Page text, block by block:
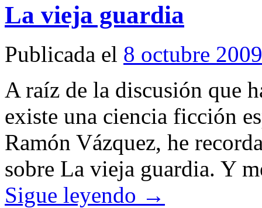
La vieja guardia
Publicada el 8 octubre 2009
A raíz de la discusión que
existe una ciencia ficción
Ramón Vázquez, he
sobre La vieja guardia. Y
Sigue leyendo →